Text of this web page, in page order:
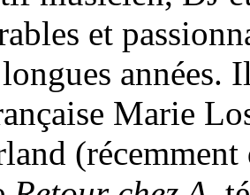
et
années.
Marie